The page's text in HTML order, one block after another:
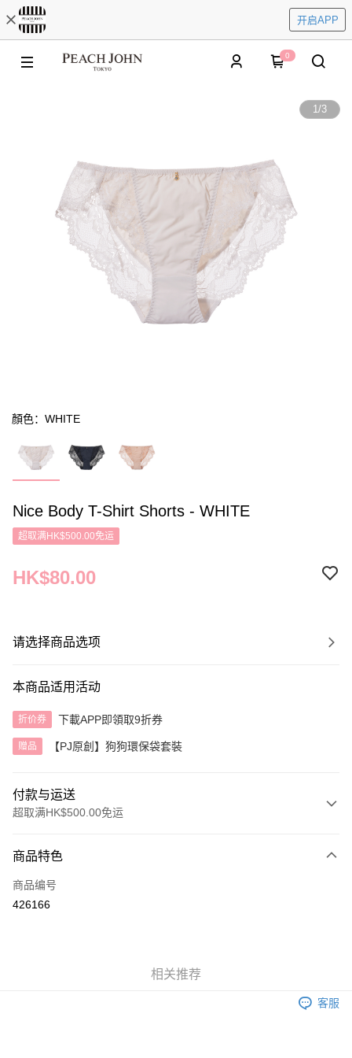
开启APP
0
1/3
顏色：WHITE
Nice Body T-Shirt Shorts - WHITE
超取满HK$500.00免运
HK$80.00
请选择商品选项
本商品适用活动
折价券 下載APP即領取9折券
赠品 【PJ原創】狗狗環保袋套裝
付款与运送
超取满HK$500.00免运
信用卡
AlipayHK
每笔HK$40.00，满HK$500.00(含以上)免运费
商品特色
商品编号
426166
相关推荐
客服